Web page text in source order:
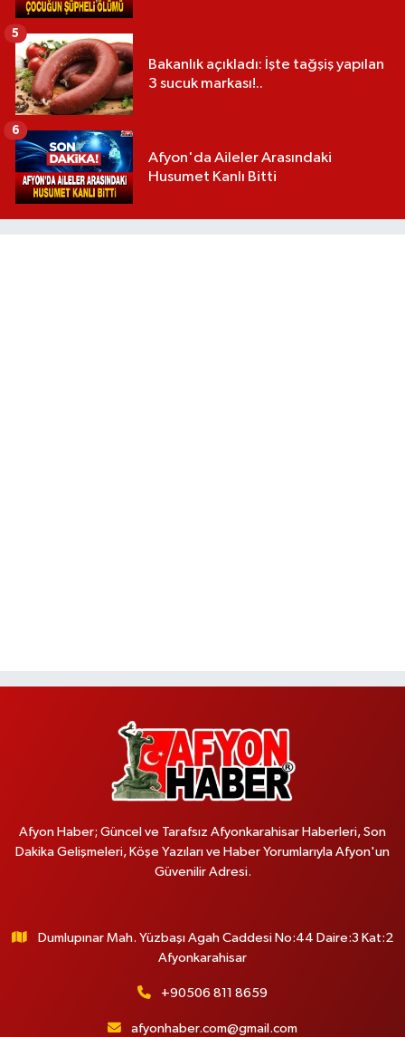
Bakanlık açıkladı: İşte tağşiş yapılan
3 sucuk markası!..
5
Afyon'da Aileler Arasındaki
Husumet Kanlı Bitti
6
Afyon Haber; Güncel ve Tarafsız Afyonkarahisar Haberleri, Son
Dakika Gelişmeleri, Köşe Yazıları ve Haber Yorumlarıyla Afyon'un
Güvenilir Adresi.
Dumlupınar Mah. Yüzbaşı Agah Caddesi No:44 Daire:3 Kat:2
Afyonkarahisar
+90506 811 8659
afyonhaber.com@gmail.com